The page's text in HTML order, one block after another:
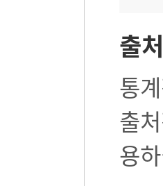
출
통
출
용